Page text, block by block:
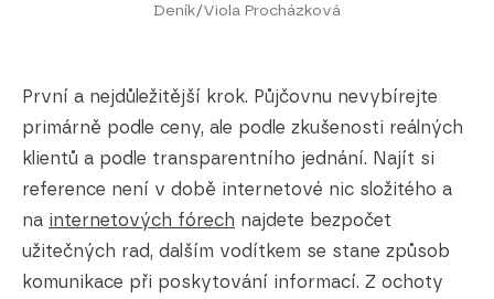
Deník/Viola Procházková
První a nejdůležitější krok. Půjčovnu nevybírejte
primárně podle ceny, ale podle zkušenosti reálných
klientů a podle transparentního jednání. Najít si
reference není v době internetové nic složitého a
na internetových fórech najdete bezpočet
užitečných rad, dalším vodítkem se stane způsob
komunikace při poskytování informací. Z ochoty